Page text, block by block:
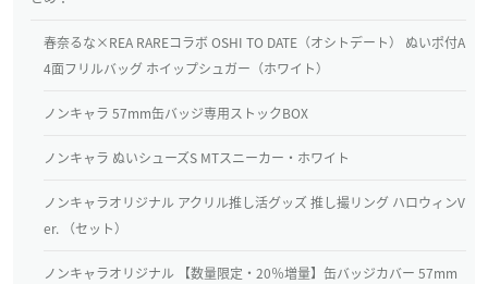
春奈るな×REA RAREコラボ OSHI TO DATE（オシトデート） ぬいポ付A
4面フリルバッグ ホイップシュガー（ホワイト）
ノンキャラ 57mm缶バッジ専用ストックBOX
ノンキャラ ぬいシューズS MTスニーカー・ホワイト
ノンキャラオリジナル アクリル推し活グッズ 推し撮リング ハロウィンV
er. （セット）
ノンキャラオリジナル 【数量限定・20％増量】缶バッジカバー 57mm